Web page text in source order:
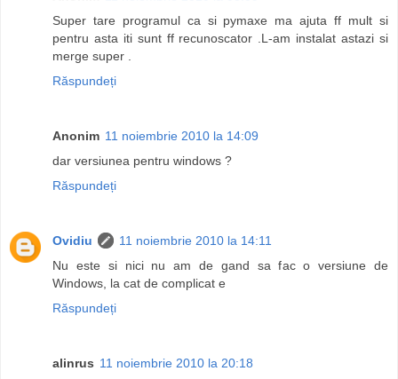
Super tare programul ca si pymaxe ma ajuta ff mult si
pentru asta iti sunt ff recunoscator .L-am instalat astazi si
merge super .
Răspundeți
Anonim 11 noiembrie 2010 la 14:09
dar versiunea pentru windows ?
Răspundeți
Ovidiu
11 noiembrie 2010 la 14:11
Nu este si nici nu am de gand sa fac o versiune de
Windows, la cat de complicat e
Răspundeți
alinrus 11 noiembrie 2010 la 20:18